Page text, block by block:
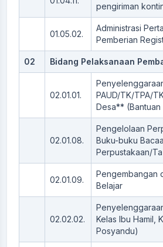
pengiriman
01.05.02.
Administrasi
Pemberian
02 Bidang Pelaksanaan
02.01.01.
PAUD/TK/TPA/
Desa** (Bantuan
02.01.08.
Pengelolaan
Buku-buku
Perpustakaan/Ta
02.01.09.
Pengembangan
Belajar
02.02.02.
Kelas Ibu Hamil,
Posyandu)